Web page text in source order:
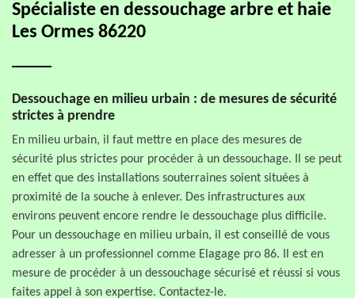
Spécialiste en dessouchage arbre et haie
Les Ormes 86220
Dessouchage en milieu urbain : de mesures de sécurité
strictes à prendre
En milieu urbain, il faut mettre en place des mesures de
sécurité plus strictes pour procéder à un dessouchage. Il se peut
en effet que des installations souterraines soient situées à
proximité de la souche à enlever. Des infrastructures aux
environs peuvent encore rendre le dessouchage plus difficile.
Pour un dessouchage en milieu urbain, il est conseillé de vous
adresser à un professionnel comme Elagage pro 86. Il est en
mesure de procéder à un dessouchage sécurisé et réussi si vous
faites appel à son expertise. Contactez-le.